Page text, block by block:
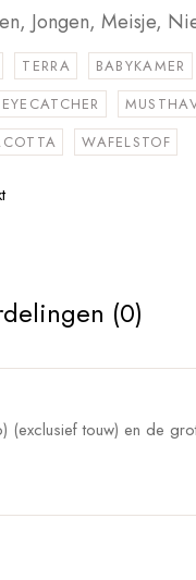
, Jongen, Meisje,
TERRA BABYKAMER
EYECATCHER
WAFELSTOF
(0)
(exclusief touw) en de